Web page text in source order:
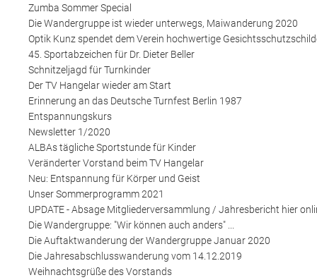
Zumba Sommer Special
Die Wandergruppe ist wieder unterwegs, Maiwanderung 2020
Optik Kunz spendet dem Verein hochwertige
45. Sportabzeichen für Dr. Dieter Beller
Schnitzeljagd für Turnkinder
Der TV Hangelar wieder am Start
Erinnerung an das Deutsche Turnfest Berlin 1987
Entspannungskurs
Newsletter 1/2020
ALBAs tägliche Sportstunde für Kinder
Veränderter Vorstand beim TV Hangelar
Neu: Entspannung für Körper und Geist
Unser Sommerprogramm 2021
UPDATE - Absage Mitgliederversammlung / Jahresbericht hier
Die Wandergruppe: "Wir können auch anders" ...
Die Auftaktwanderung der Wandergruppe Januar 2020
Die Jahresabschlusswanderung vom 14.12.2019
Weihnachtsgrüße des Vorstands